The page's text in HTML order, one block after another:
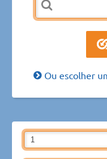
Ou escolher